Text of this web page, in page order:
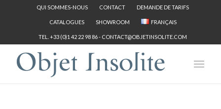
QUI SOMMES-NOUS CONTACT DEMANDE DE TARIFS
CATALOGUES SHOWROOM FRANÇAIS
TEL. +33 (0)1 42 22 98 86 - CONTACT@OBJETINSOLITE.COM